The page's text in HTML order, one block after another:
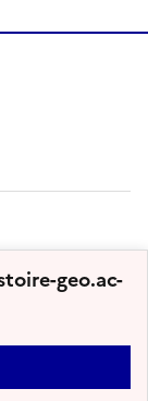
geo.ac-
conforme